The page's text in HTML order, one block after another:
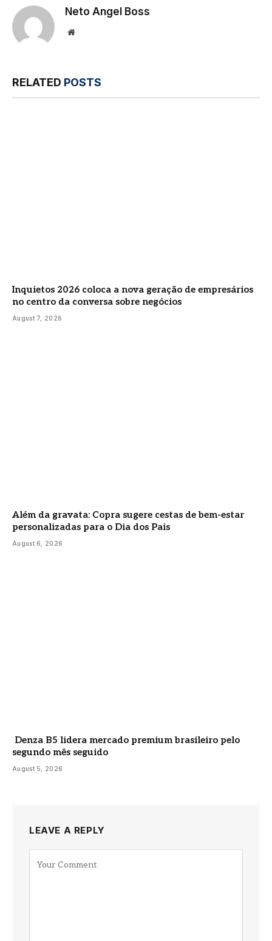
Neto Angel Boss
Website
RELATED POSTS
Inquietos 2026 coloca a nova geração de empresários
no centro da conversa sobre negócios
August 7, 2026
Além da gravata: Copra sugere cestas de bem-estar
personalizadas para o Dia dos Pais
August 6, 2026
Denza B5 lidera mercado premium brasileiro pelo
segundo mês seguido
August 5, 2026
LEAVE A REPLY